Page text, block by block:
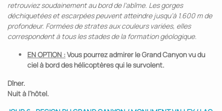
retrouviez soudainement au bord de l’abîme. Les gorges
déchiquetées et escarpées peuvent atteindre jusqu’à 1.600 m de
profondeur. Formées de strates aux couleurs variées, elles
correspondent à tous les stades de la formation géologique.
EN OPTION :Vous pourrez admirer le Grand Canyon vu du
ciel à bord des hélicoptères qui le survolent.
Dîner.
Nuit à l’hôtel.